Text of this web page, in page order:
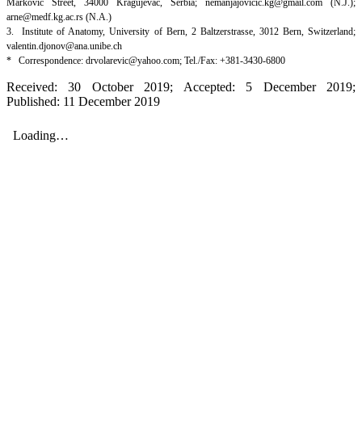
Markovic Street, 34000 Kragujevac, Serbia; nemanjajovicic.kg@gmail.com (N.J.);
arne@medf.kg.ac.rs (N.A.)
3. Institute of Anatomy, University of Bern, 2 Baltzerstrasse, 3012 Bern, Switzerland;
valentin.djonov@ana.unibe.ch
* Correspondence: drvolarevic@yahoo.com; Tel./Fax: +381-3430-6800
Received: 30 October 2019; Accepted: 5 December 2019;
Published: 11 December 2019